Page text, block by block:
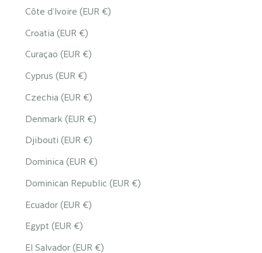
Côte d’Ivoire (EUR €)
Croatia (EUR €)
Curaçao (EUR €)
Cyprus (EUR €)
Czechia (EUR €)
Denmark (EUR €)
Djibouti (EUR €)
Dominica (EUR €)
Dominican Republic (EUR €)
Ecuador (EUR €)
Egypt (EUR €)
El Salvador (EUR €)